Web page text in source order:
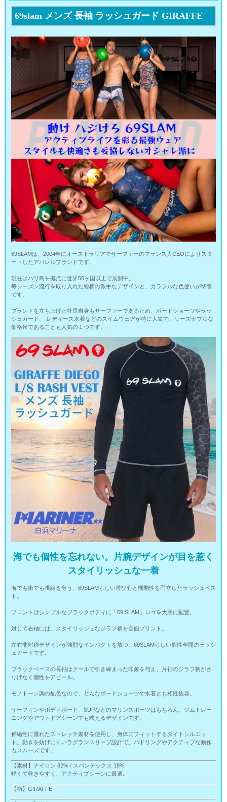
69slam メンズ 長袖 ラッシュガード GIRAFFE
69SLAMは、2004年にオーストラリアでサーファーのフランス人CEOによりスタ
ートしたアパレルブランドです。
現在はバリ島を拠点に世界50ヶ国以上で展開中。
毎シーズン流行を取り入れた総柄の派手なデザインと、カラフルな色使いが特徴
です。
ブランドを立ち上げた社長自身もサーファーであるため、ボードショーツやラッ
シュガード、 レディース水着などのスイムウェアが特に人気で、リーズナブルな
価格帯であることも人気の１つです。
海でも個性を忘れない。片腕デザインが目を惹く
スタイリッシュな一着
海でも街でも視線を奪う、69SLAMらしい遊び心と機能性を両立したラッシュベス
ト。
フロントはシンプルなブラックボディに「69 SLAM」ロゴを大胆に配置。
対して右袖には、スタイリッシュなジラフ柄を全面プリント。
左右非対称デザインが強烈なインパクトを放つ、69SLAMらしい個性全開のラッシ
ュガードです。
ブラックベースの長袖はクールで引き締まった印象を与え、片袖のジラフ柄がさ
りげなく個性をアピール。
モノトーン調の配色なので、どんなボードショーツや水着とも相性抜群。
サーフィンやボディボード、SUPなどのマリンスポーツはもちろん、ジムトレー
ニングやアウトドアシーンでも映えるデザインです。
伸縮性に優れたストレッチ素材を使用し、身体にフィットするタイトシルエッ
ト。動きを妨げにくいラグランスリーブ設計で、パドリングやアクティブな動作
もスムーズです。
【素材】ナイロン 82% / スパンデックス 18%
軽くて乾きやすく、アクティブシーンに最適。
【柄】GIRAFFE